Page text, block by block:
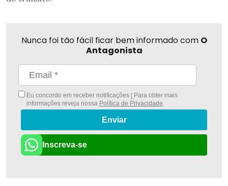
Nunca foi tão fácil ficar bem informado com O
Antagonista
Eu concordo em receber notificações | Para obter mais
informações reveja nossa Política de Privacidade.
Enviar
Inscreva-se